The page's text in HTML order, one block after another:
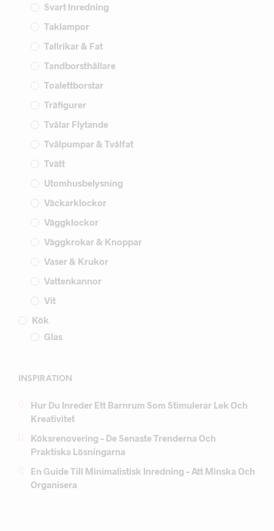
Svart Inredning
Taklampor
Tallrikar & Fat
Tandborsthållare
Toalettborstar
Träfigurer
Tvålar Flytande
Tvålpumpar & Tvålfat
Tvätt
Utomhusbelysning
Väckarklockor
Väggklockor
Väggkrokar & Knoppar
Vaser & Krukor
Vattenkannor
Vit
Kök
Glas
INSPIRATION
Hur Du Inreder Ett Barnrum Som Stimulerar Lek Och
Kreativitet
Köksrenovering – De Senaste Trenderna Och
Praktiska Lösningarna
En Guide Till Minimalistisk Inredning – Att Minska Och
Organisera